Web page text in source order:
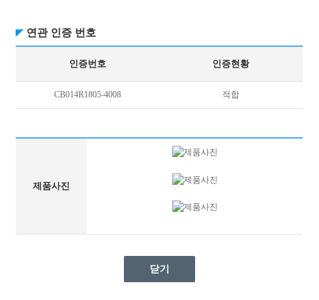
연관 인증 번호
인증번호 인증현황
CB014R1805-4008 적합
제품사진
닫기